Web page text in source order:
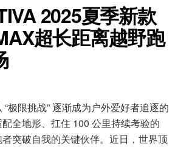
2025夏季新款
超长距离越野跑
极限挑战” 逐渐成为户外爱好者追逐的
全地形、扛住 100 公里持续考验的
突破自我的关键伙伴。近日，世界顶